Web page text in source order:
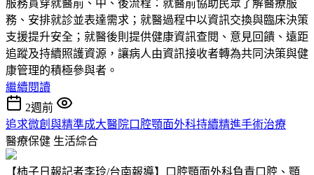
服務貫穿就醫前、中、後流程：就醫前協助民眾了解醫療服
務、安排就診並表達需求；就醫過程中以資訊交換與臨床決策
支援提升安全；就醫後則提供健康資訊查閱、意見回饋、遠距
追蹤及持續照護資源，讓病人由資訊接收者轉為共同決策與健
康管理的積極參與者。
繼續閱讀
2週前
追求微創與精準成大醫院口腔顎面外科持續精進手術治療
醫療保健 生活綜合
【柿子日報記者李玲/台南報導】口腔顎面外科負責口腔、顎